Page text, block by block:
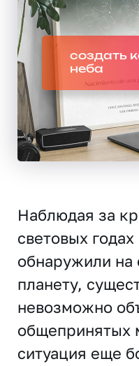
создать
неба
Наблюдая за
световых
обнаружили на
планету,
невозможно
общепринятых
ситуация еще